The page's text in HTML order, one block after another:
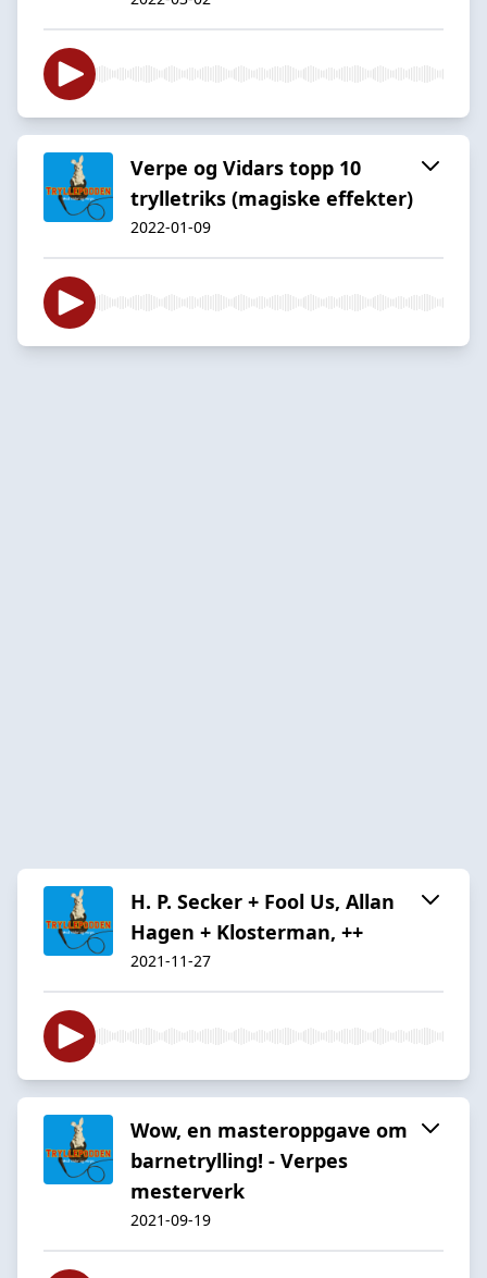
Verpe og Vidars topp 10
trylletriks (magiske effekter)
2022-01-09
H. P. Secker + Fool Us, Allan
Hagen + Klosterman, ++
2021-11-27
Wow, en masteroppgave om
barnetrylling! - Verpes
mesterverk
2021-09-19